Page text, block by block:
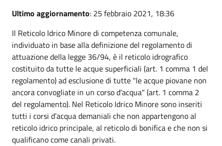
Ultimo aggiornamento: 25 febbraio 2021, 18:36
Il Reticolo Idrico Minore di competenza comunale,
individuato in base alla definizione del regolamento di
attuazione della legge 36/94, è il reticolo idrografico
costituito da tutte le acque superficiali (art. 1 comma 1 del
regolamento) ad esclusione di tutte "le acque piovane non
ancora convogliate in un corso d'acqua" (art. 1 comma 2
del regolamento). Nel Reticolo Idrico Minore sono inseriti
tutti i corsi d’acqua demaniali che non appartengono al
reticolo idrico principale, al reticolo di bonifica e che non si
qualificano come canali privati.